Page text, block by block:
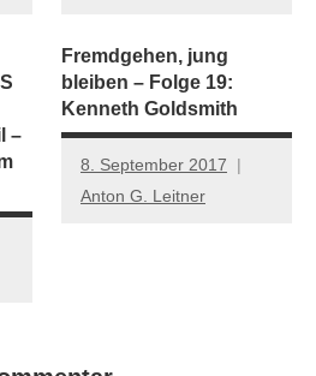
–
Fremdgehen, jung
bleiben – Folge 19:
Kenneth Goldsmith
8. September 2017
Anton G. Leitner